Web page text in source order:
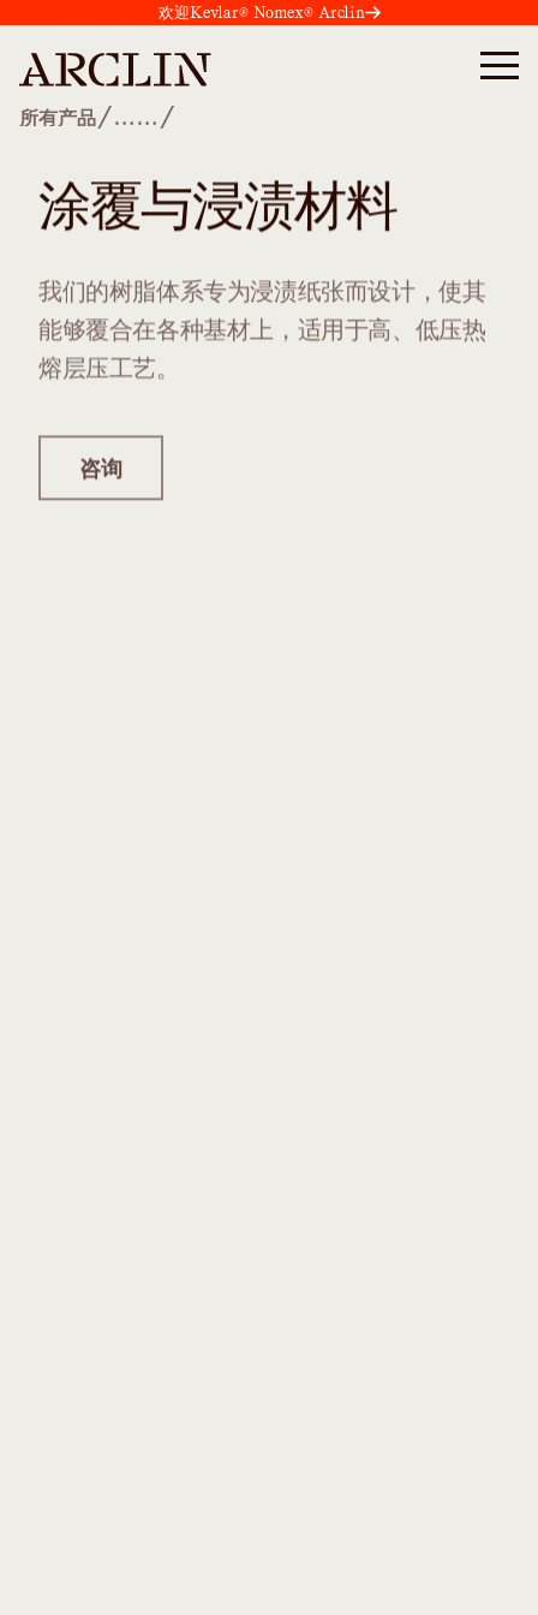
欢迎Kevlar® Nomex® Arclin
所有产品/…… /
涂覆与浸渍材料
我们的树脂体系专为浸渍纸张而设计，使其
能够覆合在各种基材上，适用于高、低压热
熔层压工艺。
咨询